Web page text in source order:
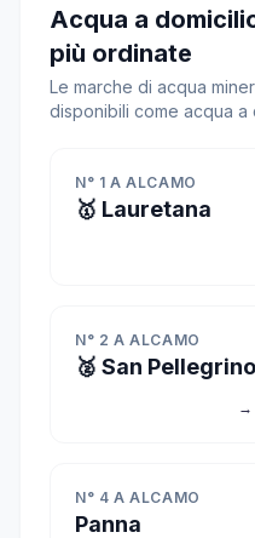
Acqua a
più ordinate
Le marche di acqua
disponibili come acqua a
N° 1 A ALCAMO
🥇 Lauretana
N° 2 A ALCAMO
🥈 San Pellegrino
→
N° 4 A ALCAMO
Panna